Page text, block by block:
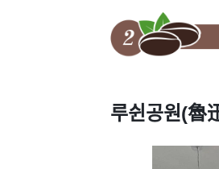
루쉰공원(魯